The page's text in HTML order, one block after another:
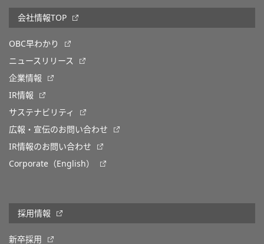
会社情報TOP
OBC早わかり
ニュースリリース
企業情報
IR情報
サステナビリティ
広報・宣伝のお問い合わせ
IR情報のお問い合わせ
Corporate（English）
採用情報
新卒採用